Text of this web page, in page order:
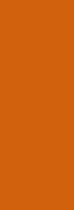
"
in
liegen
der
ist eine